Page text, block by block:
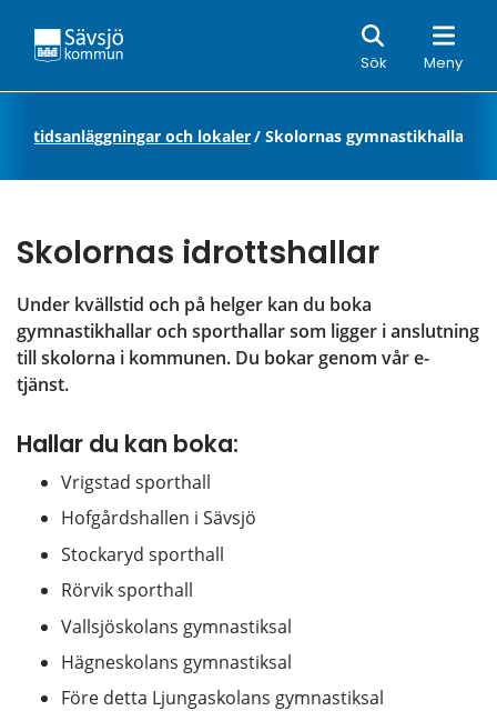
Sök Meny
Sök
fritidsanläggningar och lokaler/ Skolornas gymnastikhallar
Skolornas idrottshallar
Under kvällstid och på helger kan du boka
gymnastikhallar och sporthallar som ligger i anslutning
till skolorna i kommunen. Du bokar genom vår e-
tjänst.
Hallar du kan boka:
Vrigstad sporthall
Hofgårdshallen i Sävsjö
Stockaryd sporthall
Rörvik sporthall
Vallsjöskolans gymnastiksal
Hägneskolans gymnastiksal
Före detta Ljungaskolans gymnastiksal